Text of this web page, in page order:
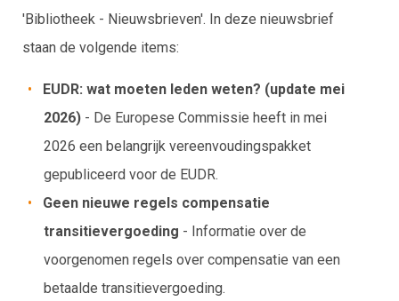
'Bibliotheek - Nieuwsbrieven'. In deze nieuwsbrief
staan de volgende items:
EUDR: wat moeten leden weten? (update mei
2026) - De Europese Commissie heeft in mei
2026 een belangrijk vereenvoudingspakket
gepubliceerd voor de EUDR.
Geen nieuwe regels compensatie
transitievergoeding - Informatie over de
voorgenomen regels over compensatie van een
betaalde transitievergoeding.